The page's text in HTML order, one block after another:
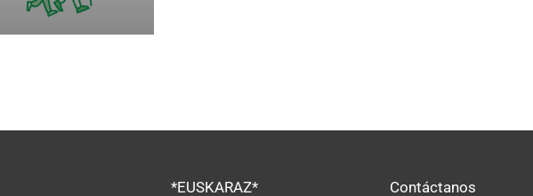
*EUSKARAZ* Contáctanos